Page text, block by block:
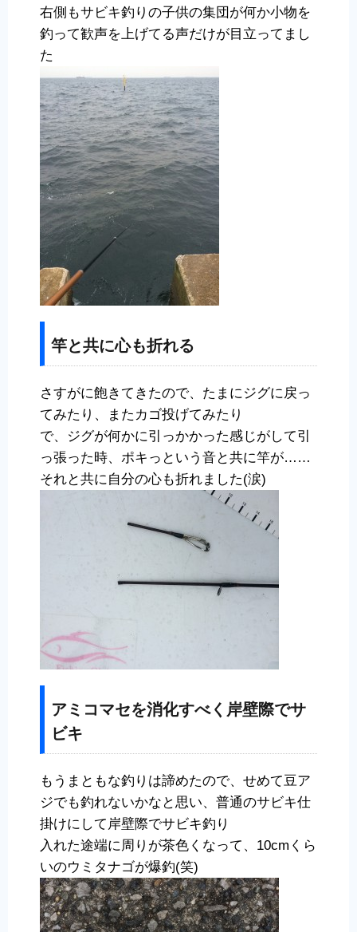
右側もサビキ釣りの子供の集団が何か小物を
釣って歓声を上げてる声だけが目立ってまし
た
竿と共に心も折れる
さすがに飽きてきたので、たまにジグに戻っ
てみたり、またカゴ投げてみたり
で、ジグが何かに引っかかった感じがして引
っ張った時、ポキっという音と共に竿が……
それと共に自分の心も折れました(涙)
アミコマセを消化すべく岸壁際でサ
ビキ
もうまともな釣りは諦めたので、せめて豆ア
ジでも釣れないかなと思い、普通のサビキ仕
掛けにして岸壁際でサビキ釣り
入れた途端に周りが茶色くなって、10cmくら
いのウミタナゴが爆釣(笑)